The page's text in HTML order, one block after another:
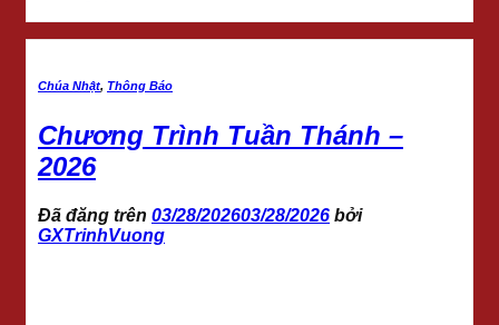
Chúa Nhật, Thông Báo
Chương Trình Tuần Thánh –
2026
Đã đăng trên 03/28/202603/28/2026 bởi
GXTrinhVuong